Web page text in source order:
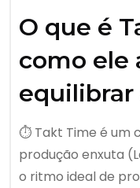
O que é
como ele
equilibrar
⏱️ Takt Time é um
produção enxuta
o ritmo ideal de